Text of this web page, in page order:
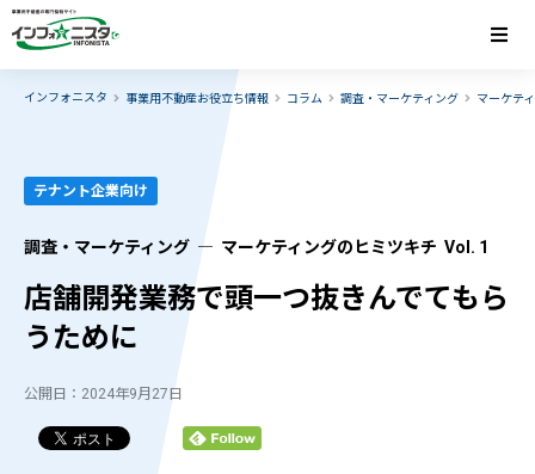
インフォニスタ 事業用不動産お役立ち情報 コラム 調査・マーケティング マーケテ
テナント企業向け
調査・マーケティング ― マーケティングのヒミツキチ Vol. 1
店舗開発業務で頭一つ抜きんでてもら
うために
公開日：2024年9月27日